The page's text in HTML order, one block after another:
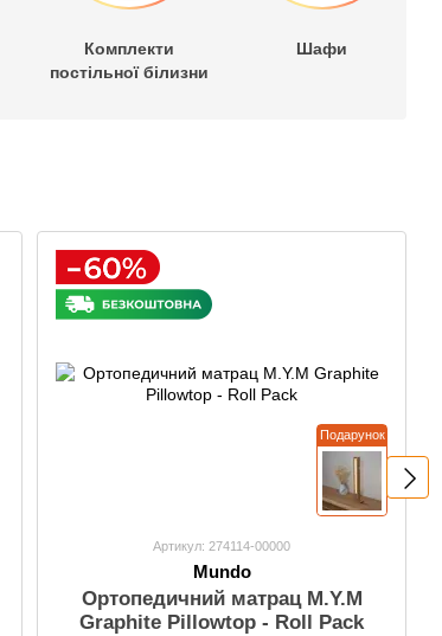
Комплекти
постільної білизни
Шафи
Подарунок
Артикул: 274114-00000
Mundo
Ортопедичний матрац M.Y.M
Graphite Pillowtop - Roll Pack